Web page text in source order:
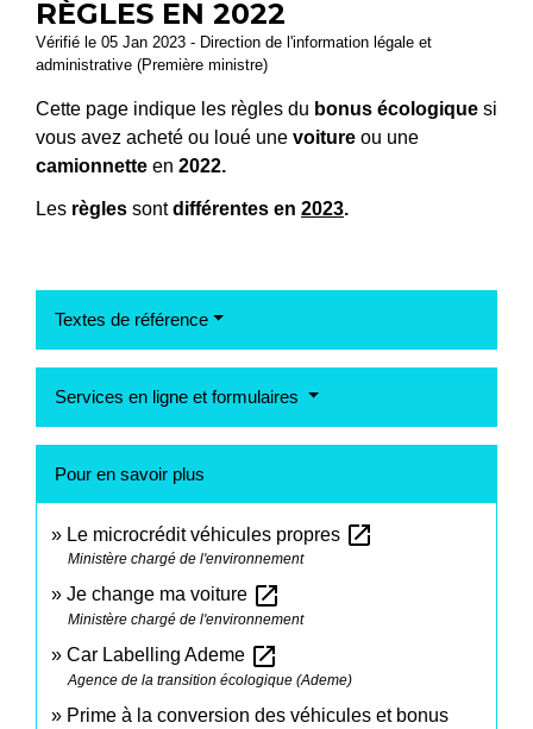
RÈGLES EN 2022
Vérifié le 05 Jan 2023 - Direction de l'information légale et
administrative (Première ministre)
Cette page indique les règles du bonus écologique si
vous avez acheté ou loué une voiture ou une
camionnette en 2022.
Les règles sontdifférentes en 2023.
Textes de référence
Services en ligne et formulaires
Pour en savoir plus
Le microcrédit véhicules propres open_in_new
Ministère chargé de l'environnement
Je change ma voiture open_in_new
Ministère chargé de l'environnement
Car Labelling Ademe open_in_new
Agence de la transition écologique (Ademe)
Prime à la conversion des véhicules et bonus